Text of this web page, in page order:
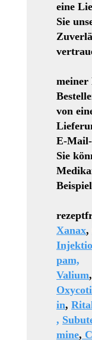
eine
Sie
meiner
von
E-Mail-
Sie
Xanax,
pam,
Valium,
in,
,
mine,